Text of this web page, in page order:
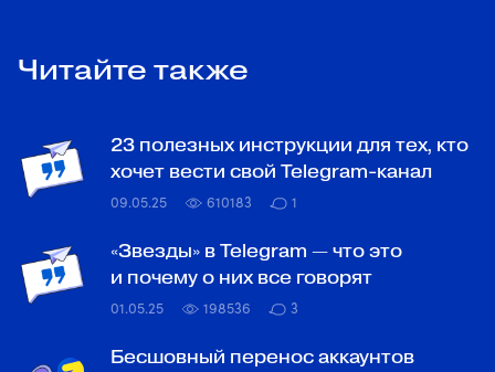
Читайте также
23 полезных инструкции для тех, кто
хочет вести свой Telegram-канал
09.05.25 610183 1
«Звезды» в Telegram — что это
и почему о них все говорят
01.05.25 198536 3
Бесшовный перенос аккаунтов